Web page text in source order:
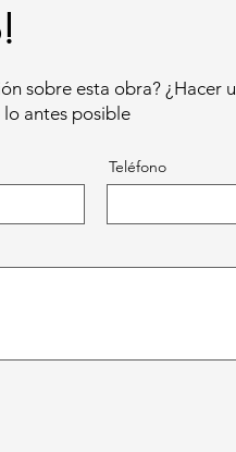
sobre esta obra? ¿Hacer
antes posible
Teléfono